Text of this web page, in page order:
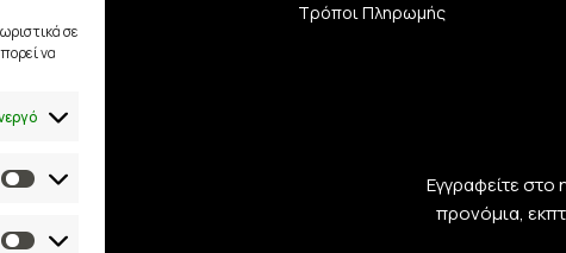
σε
να
Τρόποι Πληρωμής
Εγγραφείτε
προνόμια,